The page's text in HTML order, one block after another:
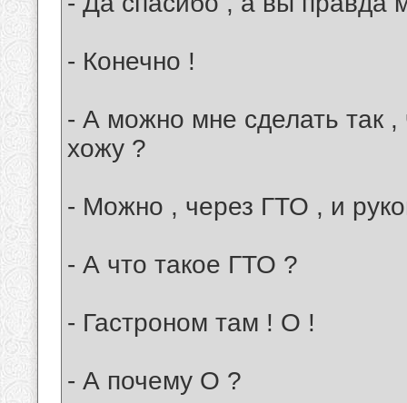
- Конечно !
- А можно мне сделать так ,
хожу ?
- Можно , через ГТО , и
- А что такое ГТО ?
- Гастроном там ! О !
- А почему О ?